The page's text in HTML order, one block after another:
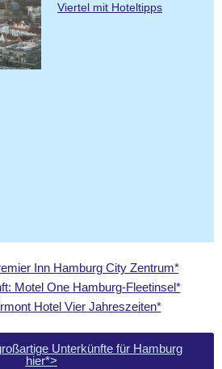
Viertel mit Hoteltipps
Inn Hamburg City Zentrum*
Motel One Hamburg-Fleetinsel*
Hotel Vier Jahreszeiten*
Unterkünfte für Hamburg
hier*>